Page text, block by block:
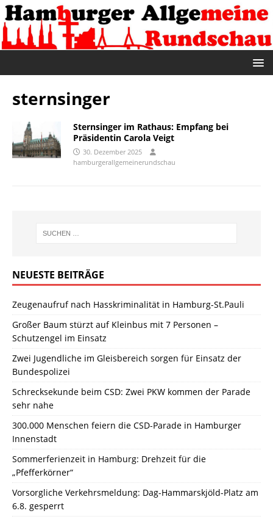
sternsinger
Sternsinger im Rathaus: Empfang bei
Präsidentin Carola Veigt
30. Dezember 2025
hamburgerallgemeinerundschau
NEUESTE BEITRÄGE
Zeugenaufruf nach Hasskriminalität in Hamburg-St.Pauli
Großer Baum stürzt auf Kleinbus mit 7 Personen –
Schutzengel im Einsatz
Zwei Jugendliche im Gleisbereich sorgen für Einsatz der
Bundespolizei
Schrecksekunde beim CSD: Zwei PKW kommen der Parade
sehr nahe
300.000 Menschen feiern die CSD-Parade in Hamburger
Innenstadt
Sommerferienzeit in Hamburg: Drehzeit für die
„Pfefferkörner“
Vorsorgliche Verkehrsmeldung: Dag-Hammarskjöld-Platz am
6.8. gesperrt